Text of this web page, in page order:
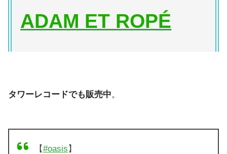
ADAM ET ROPÉ
タワーレコードでも販売中。
【#oasis 】